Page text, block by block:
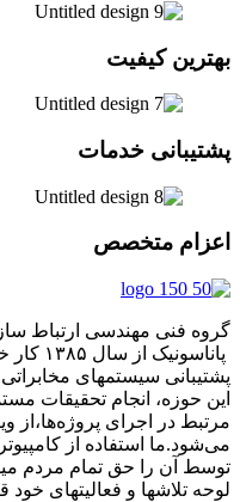
بهترین کیفیت
پشتیبانی خدمات
اعزام متخصص
گروه فنی مهندسی ارتباط
پشتیبانی سیستمهای
این حوزه، انجام تحقیقات
مرتبط در اجرای
می‌شود.ما استفاده از
توسط آن را حق تمام مردم
لوحه تلاشها و فعالیتهای خود